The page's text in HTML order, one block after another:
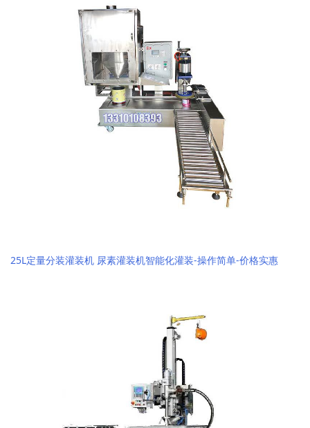
25L定量分装灌装机 尿素灌装机智能化灌装-操作简单-价格实惠